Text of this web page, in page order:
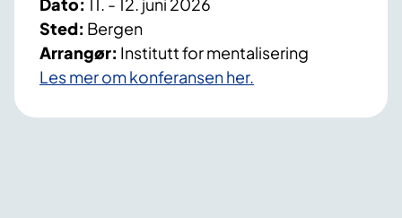
Dato: 11. - 12. juni 2026
Sted: Bergen
Arrangør: Institutt for mentalisering
Les mer om konferansen her.